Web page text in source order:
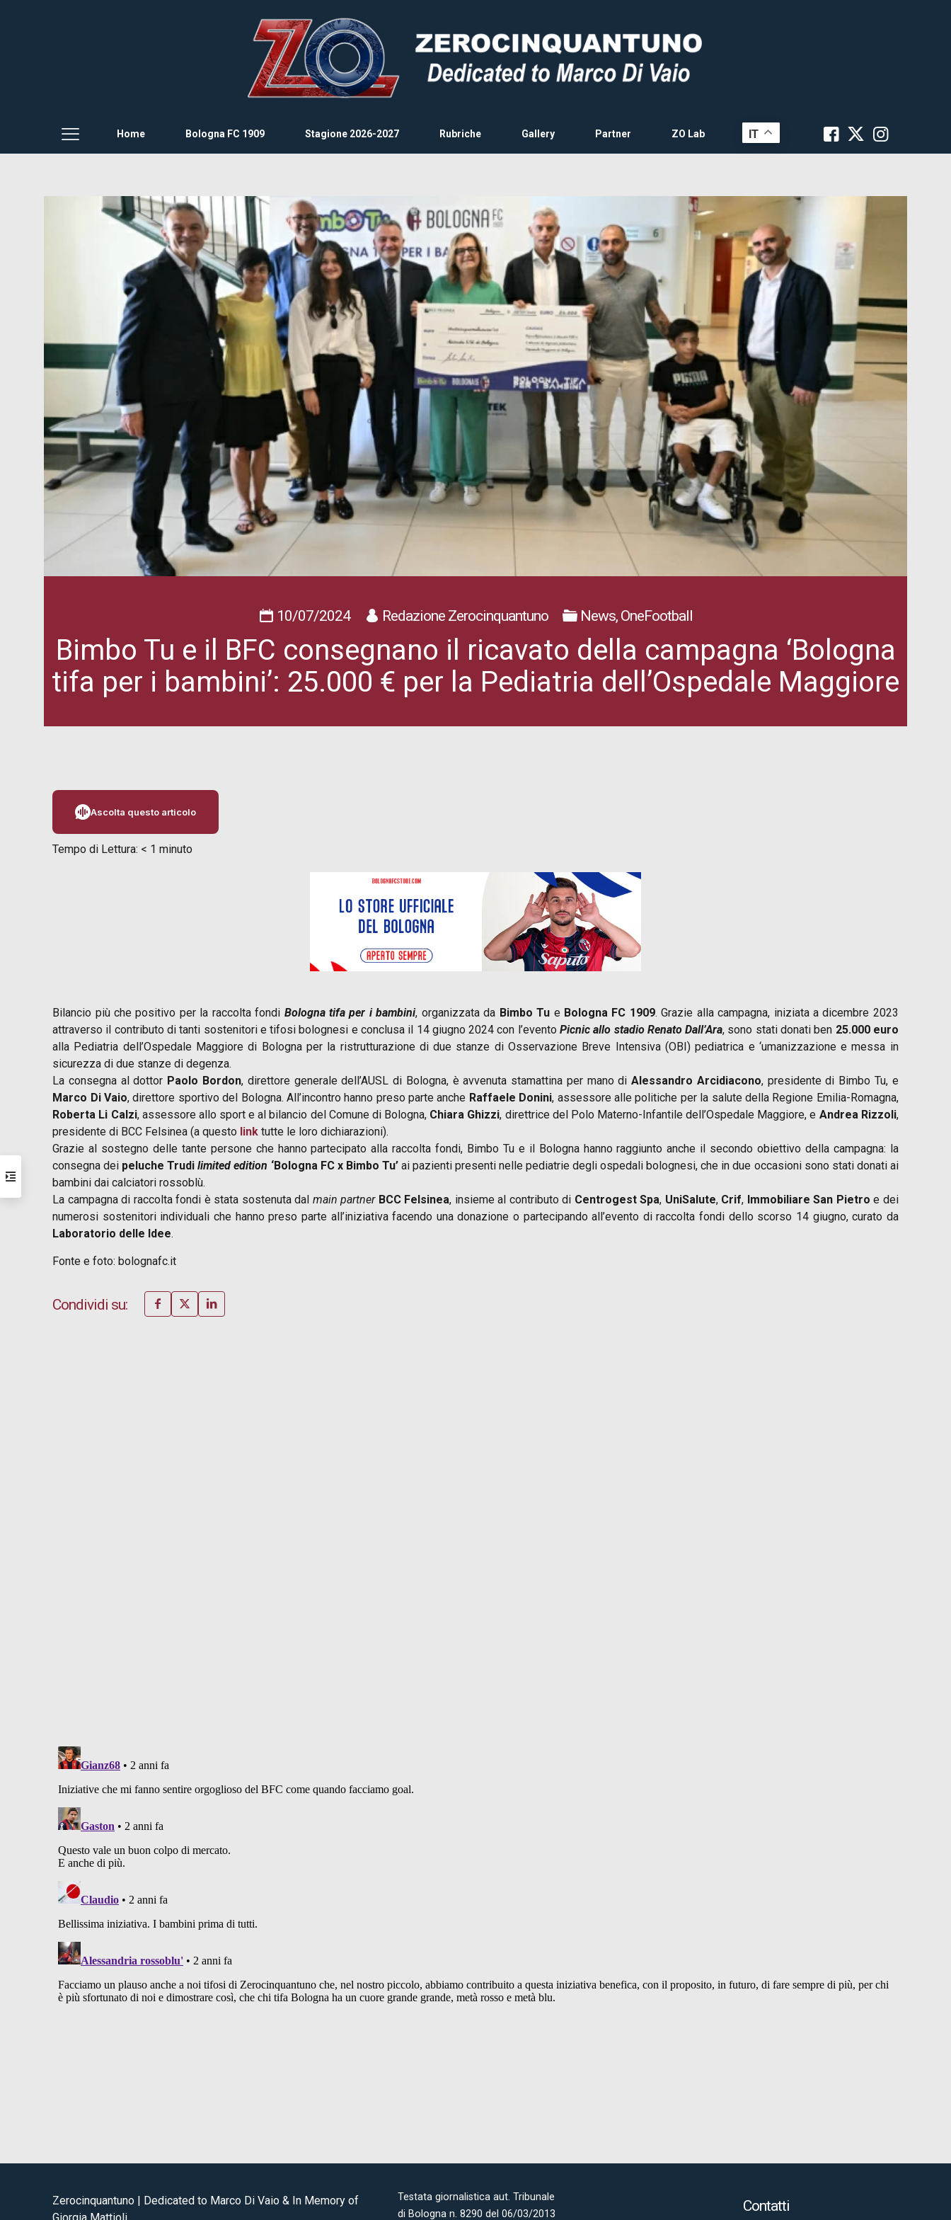
Home Bologna FC 1909 Stagione 2026-2027 Rubriche Gallery Partner ZO Lab IT
10/07/2024 Redazione Zerocinquantuno News, OneFootball
Bimbo Tu e il BFC consegnano il ricavato della campagna ‘Bologna
tifa per i bambini’: 25.000 € per la Pediatria dell’Ospedale Maggiore
Ascolta questo articolo
Tempo di Lettura: < 1 minuto
Bilancio più che positivo per la raccolta fondi Bologna tifa per i bambini, organizzata da Bimbo Tu e Bologna FC 1909. Grazie alla campagna, iniziata a dicembre 2023
attraverso il contributo di tanti sostenitori e tifosi bolognesi e conclusa il 14 giugno 2024 con l’evento Picnic allo stadio Renato Dall’Ara, sono stati donati ben 25.000 euro
alla Pediatria dell’Ospedale Maggiore di Bologna per la ristrutturazione di due stanze di Osservazione Breve Intensiva (OBI) pediatrica e ‘umanizzazione e messa in
sicurezza di due stanze di degenza.
La consegna al dottor Paolo Bordon, direttore generale dell’AUSL di Bologna, è avvenuta stamattina per mano diAlessandro Arcidiacono, presidente di Bimbo Tu, e
Marco Di Vaio, direttore sportivo del Bologna. All’incontro hanno preso parte anche Raffaele Donini, assessore alle politiche per la salute della Regione Emilia-Romagna,
Roberta Li Calzi, assessore allo sport e al bilancio del Comune di Bologna, Chiara Ghizzi, direttrice del Polo Materno-Infantile dell’Ospedale Maggiore, e Andrea Rizzoli,
presidente di BCC Felsinea (a questo link tutte le loro dichiarazioni).
Grazie al sostegno delle tante persone che hanno partecipato alla raccolta fondi, Bimbo Tu e il Bologna hanno raggiunto anche il secondo obiettivo della campagna: la
consegna dei peluche Trudilimited edition ‘Bologna FC x Bimbo Tu’ai pazienti presenti nelle pediatrie degli ospedali bolognesi, che in due occasioni sono stati donati ai
bambini dai calciatori rossoblù.
La campagna di raccolta fondi è stata sostenuta dal main partner BCC Felsinea, insieme al contributo di Centrogest Spa, UniSalute, Crif, Immobiliare San Pietro e dei
numerosi sostenitori individuali che hanno preso parte all’iniziativa facendo una donazione o partecipando all’evento di raccolta fondi dello scorso 14 giugno, curato da
Laboratorio delle Idee.
Fonte e foto: bolognafc.it
Condividi su:
Zerocinquantuno | Dedicated to Marco Di Vaio & In Memory of
Giorgia Mattioli
Testata giornalistica aut. Tribunale
di Bologna n. 8290 del 06/03/2013
Contatti